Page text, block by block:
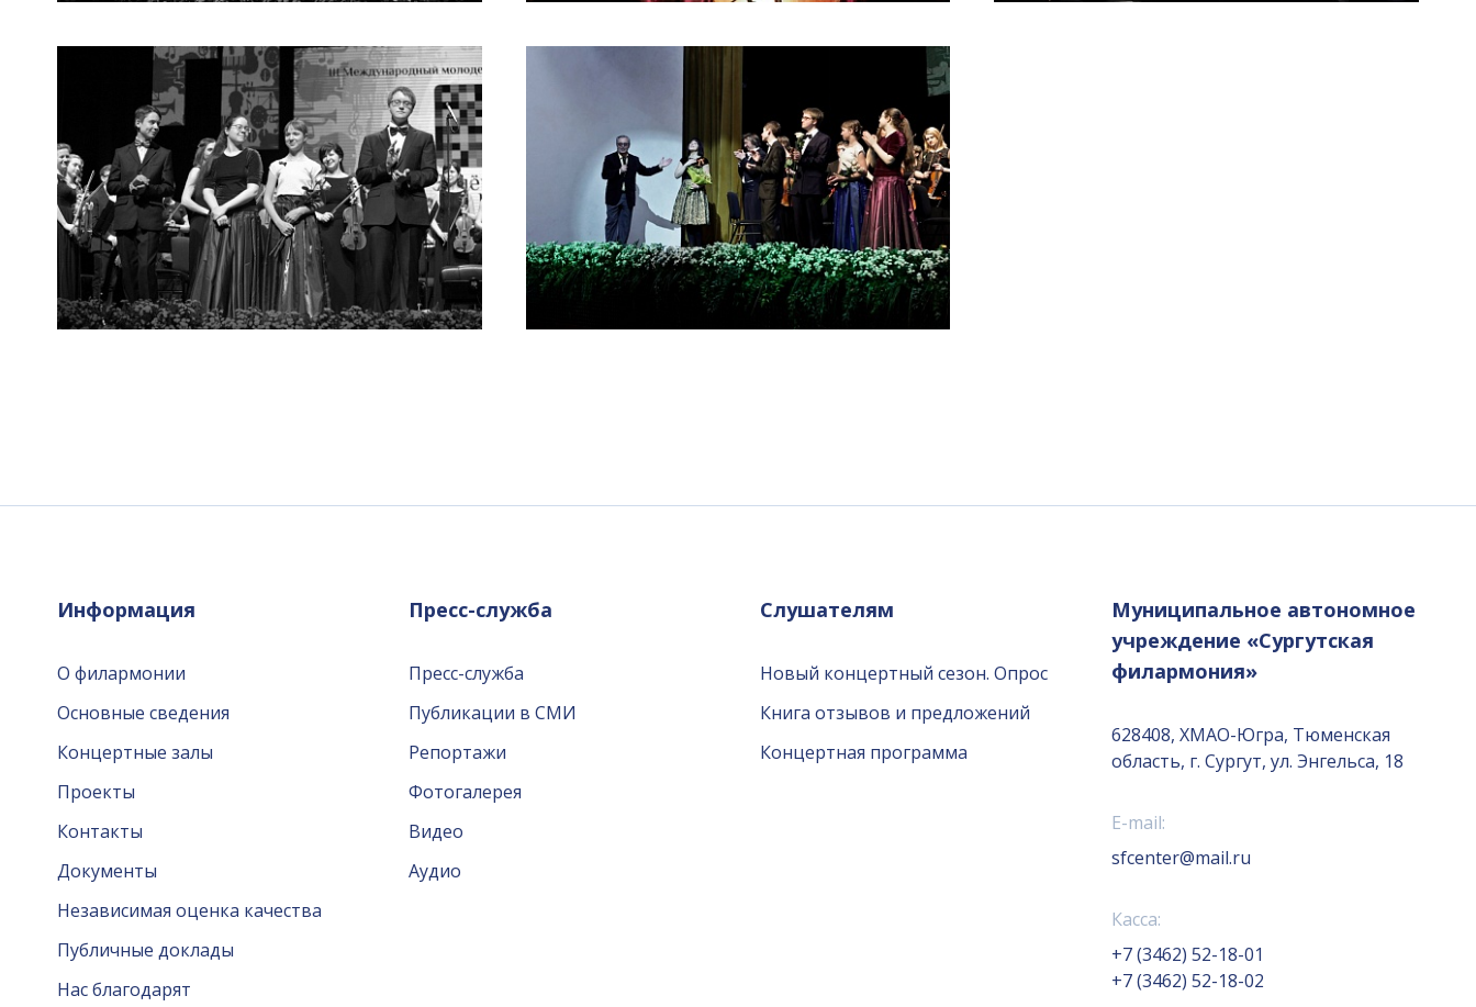
Информация
О филармонии
Основные сведения
Концертные залы
Проекты
Контакты
Документы
Независимая оценка качества
Публичные доклады
Нас благодарят
Пресс-служба
Пресс-служба
Публикации в СМИ
Репортажи
Фотогалерея
Видео
Аудио
Слушателям
Новый концертный сезон. Опрос
Книга отзывов и предложений
Концертная программа
Муниципальное автономное
учреждение «Сургутская
филармония»
628408, ХМАО-Югра, Тюменская
область, г. Сургут, ул. Энгельса, 18
E-mail:
sfcenter@mail.ru
Касса:
+7 (3462) 52-18-01
+7 (3462) 52-18-02